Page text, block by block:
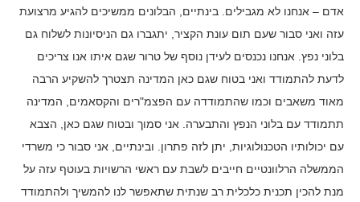
אדם – אנחנו לא מגבילים. בינתיים, הבלונים ממשיכים להגיע מרצועת
עזה ואני סבור שעם תום עונת הקציר, יתגברו גם הניסיונות לשלוח גם
בלוני נפץ. אנחנו נכנסים לעידן נוסף של טרור שגם איתו אנו צריכים
לדעת להתמודד ואני בטוח שגם כאן המדינה תצטרך להשקיע הרבה
מאוד משאבים וכמו שהתמודדה עם הפצמ"רים והקסאמים, המדינה
תתמודד עם בלוני הנפץ והתבערה. אני סמוך ובטוח שגם כאן, הצבא
עם יכולותיו הטכנולוגיות, יתן לזה פתרון. ובינתיים, אני סבור כי משרדי
הממשלה הרלוונטיים חייבים לשבת עם ראשי הרשויות בעוטף עזה על
מנת להכין תכנית כלכלית רב שנתית שתאפשר לנו להמשיך ולהתמודד